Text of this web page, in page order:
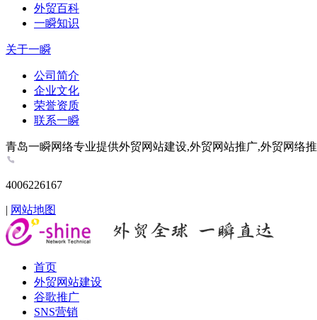
外贸百科
一瞬知识
关于一瞬
公司简介
企业文化
荣誉资质
联系一瞬
青岛一瞬网络专业提供外贸网站建设,外贸网站推广,外贸网络
4006226167
| 网站地图
首页
外贸网站建设
谷歌推广
SNS营销